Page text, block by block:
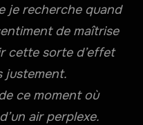
je recherche quand
de maîtrise
cette sorte d’effet
justement.
ce moment où
air perplexe.